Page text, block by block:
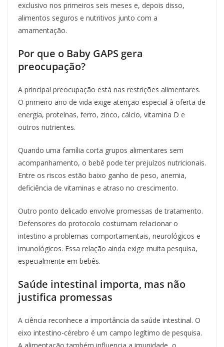
exclusivo nos primeiros seis meses e, depois disso,
alimentos seguros e nutritivos junto com a
amamentação.
Por que o Baby GAPS gera
preocupação?
A principal preocupação está nas restrições alimentares.
O primeiro ano de vida exige atenção especial à oferta de
energia, proteínas, ferro, zinco, cálcio, vitamina D e
outros nutrientes.
Quando uma família corta grupos alimentares sem
acompanhamento, o bebê pode ter prejuízos nutricionais.
Entre os riscos estão baixo ganho de peso, anemia,
deficiência de vitaminas e atraso no crescimento.
Outro ponto delicado envolve promessas de tratamento.
Defensores do protocolo costumam relacionar o
intestino a problemas comportamentais, neurológicos e
imunológicos. Essa relação ainda exige muita pesquisa,
especialmente em bebês.
Saúde intestinal importa, mas não
justifica promessas
A ciência reconhece a importância da saúde intestinal. O
eixo intestino-cérebro é um campo legítimo de pesquisa.